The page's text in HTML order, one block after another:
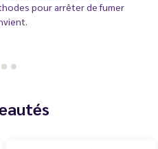
pour arrêter de fumer